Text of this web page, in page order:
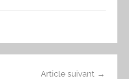
Article suivant